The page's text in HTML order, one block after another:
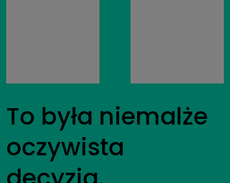
To była niemalże
oczywista